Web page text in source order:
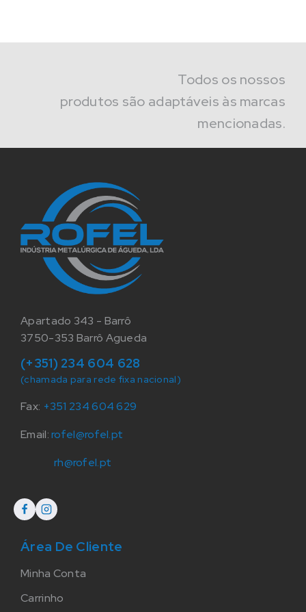
Todos os nossos
produtos são adaptáveis às marcas
mencionadas.
Apartado 343 - Barrô
3750-353 Barrô Agueda
(+351) 234 604 628
(chamada para rede fixa nacional)
Fax: +351 234 604 629
Email:rofel@rofel.pt
rh@rofel.pt
Área De Cliente
Minha Conta
Carrinho